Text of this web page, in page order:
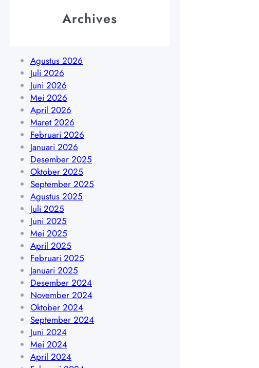
Archives
Agustus 2026
Juli 2026
Juni 2026
Mei 2026
April 2026
Maret 2026
Februari 2026
Januari 2026
Desember 2025
Oktober 2025
September 2025
Agustus 2025
Juli 2025
Juni 2025
Mei 2025
April 2025
Februari 2025
Januari 2025
Desember 2024
November 2024
Oktober 2024
September 2024
Juni 2024
Mei 2024
April 2024